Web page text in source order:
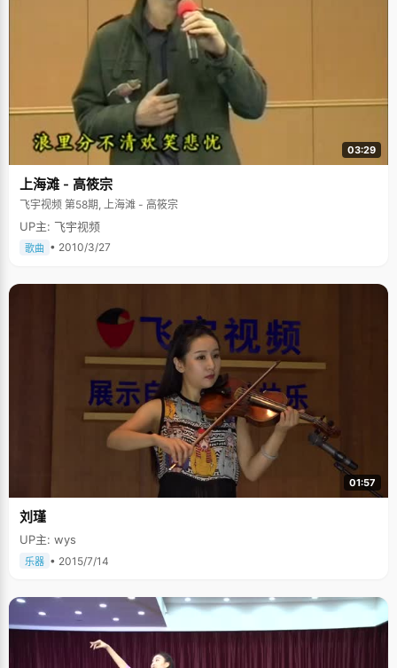
03:29
上海滩 - 高筱宗
飞宇视频 第58期, 上海滩 - 高筱宗
UP主: 飞宇视频
歌曲 • 2010/3/27
01:57
刘瑾
UP主: wys
乐器 • 2015/7/14